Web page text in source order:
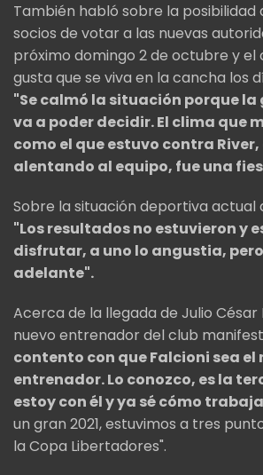
También habló sobre la posibilidad
socios de votar a las nuevas
próximo domingo 2 de octubre y el
gusta que se viva en la cancha los
"Se calmó la situación porque la
va a poder decidir. El clima que
como el que estuvo contra
alentando al equipo, fue una
Sobre la situación deportiva actual
"Los resultados no estuvieron y
disfrutar, a uno lo angustia,
adelante".
Acerca de la llegada de Julio César
nuevo entrenador del club
contento con que Falcioni sea el
entrenador. Lo conozco, es la
estoy con él y ya sé cómo
un gran 2021, estuvimos a tres
la Copa Libertadores".